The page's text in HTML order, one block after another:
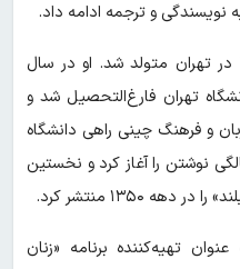
نویسندگی و ترجمه ادامه داد.
شهرنوش پارسی‌پور ۲۸ بهمن ۱۳۲۴ در تهران متولد شد. او در سال
تهران فارغ‌التحصیل شد و
و فرهنگ چینی راهی دانشگاه
شد. پارسی‌پور از ۱۳ سالگی نوشتن را آغاز کرد و نخستین
۱۳۵۰ منتشر کرد.
تهیه‌کننده برنامه «زنان